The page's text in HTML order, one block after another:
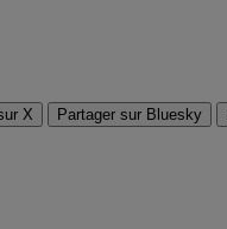
X Partager sur Bluesky